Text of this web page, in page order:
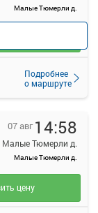
Малые Тюмерли д.
Подробнее
о маршруте
цену
07 авг 14:58
Малые Тюмерли д.
Малые Тюмерли д.
цену